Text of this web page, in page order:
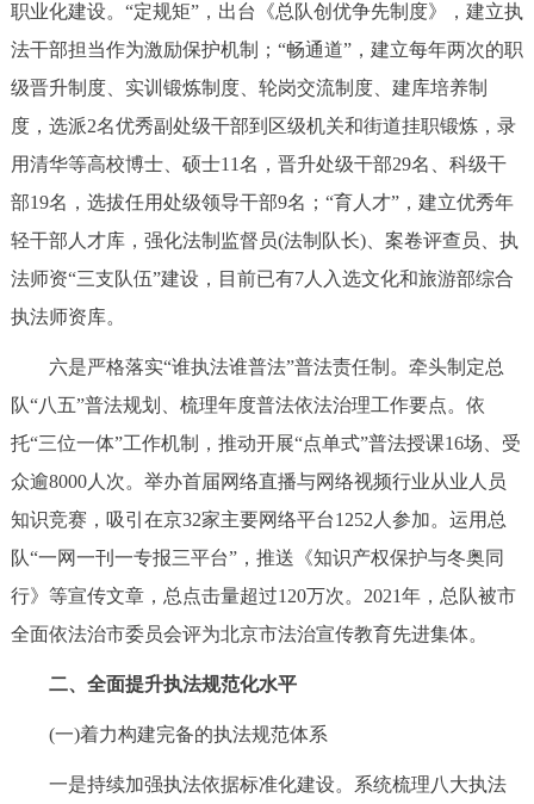
职业化建设。“定规矩”，出台《总队创优争先制度》，建立执
法干部担当作为激励保护机制；“畅通道”，建立每年两次的职
级晋升制度、实训锻炼制度、轮岗交流制度、建库培养制
度，选派2名优秀副处级干部到区级机关和街道挂职锻炼，录
用清华等高校博士、硕士11名，晋升处级干部29名、科级干
部19名，选拔任用处级领导干部9名；“育人才”，建立优秀年
轻干部人才库，强化法制监督员(法制队长)、案卷评查员、执
法师资“三支队伍”建设，目前已有7人入选文化和旅游部综合
执法师资库。
六是严格落实“谁执法谁普法”普法责任制。牵头制定总
队“八五”普法规划、梳理年度普法依法治理工作要点。依
托“三位一体”工作机制，推动开展“点单式”普法授课16场、受
众逾8000人次。举办首届网络直播与网络视频行业从业人员
知识竞赛，吸引在京32家主要网络平台1252人参加。运用总
队“一网一刊一专报三平台”，推送《知识产权保护与冬奥同
行》等宣传文章，总点击量超过120万次。2021年，总队被市
全面依法治市委员会评为北京市法治宣传教育先进集体。
二、全面提升执法规范化水平
(一)着力构建完备的执法规范体系
一是持续加强执法依据标准化建设。系统梳理八大执法